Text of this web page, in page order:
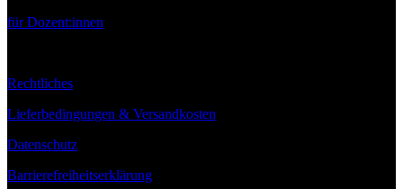
für Dozent:innen
Rechtliches
Lieferbedingungen & Versandkosten
Datenschutz
Barrierefreiheitserklärung